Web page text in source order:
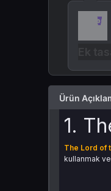
Ürün
1.
The Lord of
kullanmak